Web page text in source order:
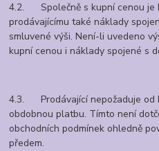
4.2. Společně s kupní cenou je
prodávajícímu také náklady
smluvené výši. Není-li uvedeno
kupní cenou i náklady spojené s
4.3. Prodávající nepožaduje od
obdobnou platbu. Tímto není
obchodních podmínek ohledně
předem.